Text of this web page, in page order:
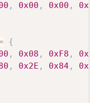
, 0x00 , 0x00 ,
{
, 0x08 , 0xF8 ,
, 0x2E , 0x84 ,